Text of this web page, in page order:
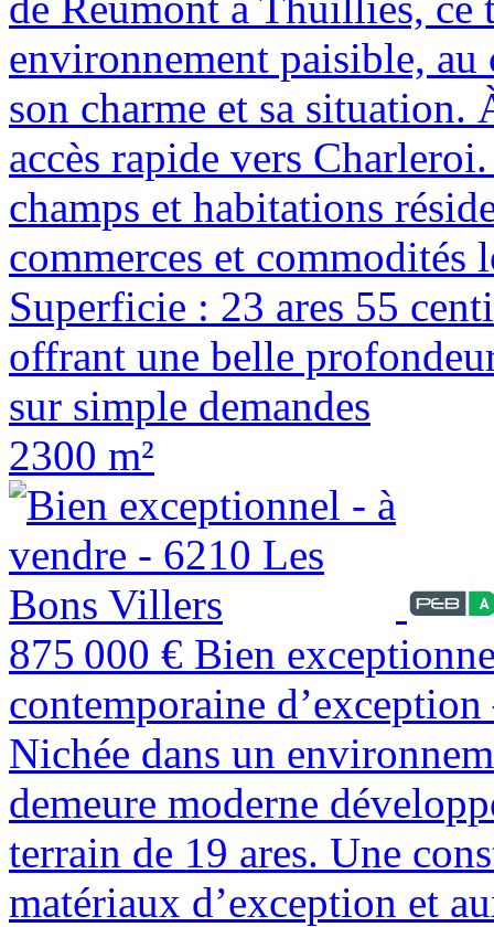
environnement paisible,
son charme et sa
accès rapide vers
champs et habitations
commerces et commodités
Superficie : 23 ares 55
offrant une belle
sur simple demandes
2300 m²
875 000 € Bien
contemporaine
Nichée dans un
demeure moderne
terrain de 19 ares. Une
matériaux d’exception et